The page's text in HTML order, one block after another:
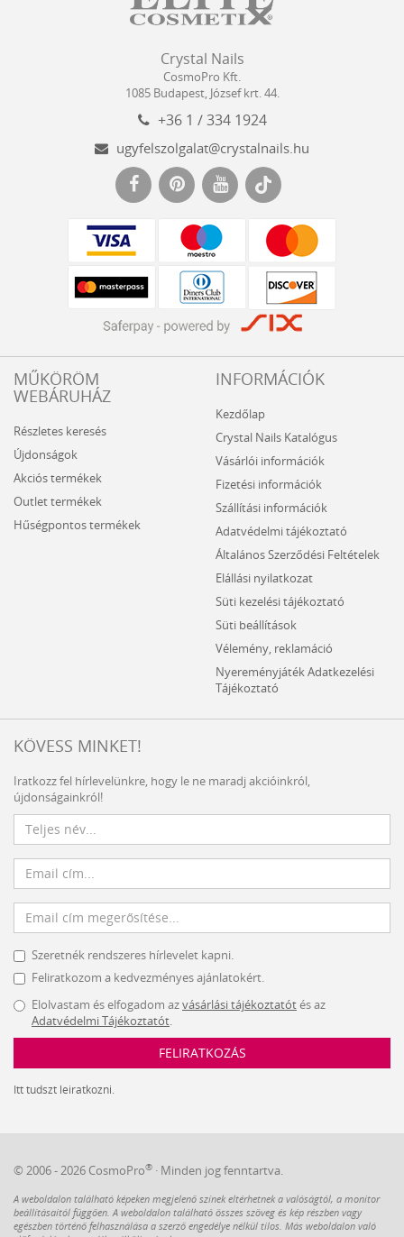
Nails
Kft.
Crystal Nails
CosmoPro Kft.
1085 Budapest, József krt. 44.
+36 1 / 334 1924
ugyfelszolgalat@crystalnails.hu
MŰKÖRÖM
WEBÁRUHÁZ
Részletes keresés
Újdonságok
Akciós termékek
Outlet termékek
Hűségpontos termékek
INFORMÁCIÓK
Kezdőlap
Crystal Nails Katalógus
Vásárlói információk
Fizetési információk
Szállítási információk
Adatvédelmi tájékoztató
Általános Szerződési Feltételek
Elállási nyilatkozat
Süti kezelési tájékoztató
Süti beállítások
Vélemény, reklamáció
Nyereményjáték Adatkezelési
Tájékoztató
KÖVESS MINKET!
Iratkozz fel hírlevelünkre, hogy le ne maradj akcióinkról,
újdonságainkról!
Szeretnék rendszeres hírlevelet kapni.
Feliratkozom a kedvezményes ajánlatokért.
Elolvastam és elfogadom azvásárlási tájékoztatótés az
Adatvédelmi Tájékoztatót.
FELIRATKOZÁS
Itt tudszt leiratkozni.
© 2006 - 2026 CosmoPro® · Minden jog fenntartva.
A weboldalon található képeken megjelenő színek eltérhetnek a valóságtól, a monitor
beállításaitól függően. A weboldalon található összes szöveg és kép részben vagy
egészben történő felhasználása a szerző engedélye nélkül tilos. Más weboldalon való